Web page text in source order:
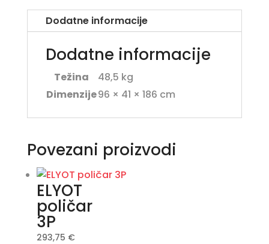
Dodatne informacije
Dodatne informacije
Težina
48,5 kg
Dimenzije96 × 41 × 186 cm
Povezani proizvodi
ELYOT
poličar
3P
293,75 €